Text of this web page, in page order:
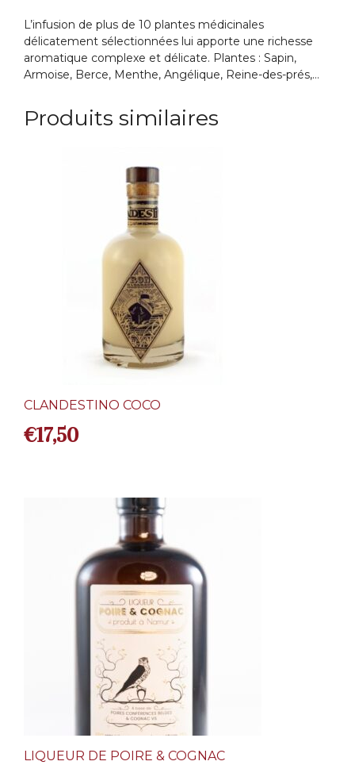
L’infusion de plus de 10 plantes médicinales
délicatement sélectionnées lui apporte une richesse
aromatique complexe et délicate. Plantes : Sapin,
Armoise, Berce, Menthe, Angélique, Reine-des-prés,…
Produits similaires
CLANDESTINO COCO
€17,50
LIQUEUR DE POIRE & COGNAC